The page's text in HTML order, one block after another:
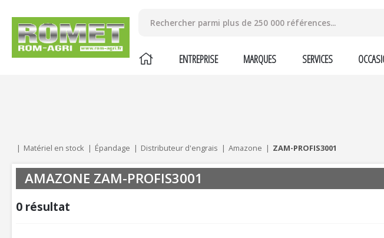
ENTREPRISE MARQUES SERVICES
Matériel en stock Épandage Distributeur d'engrais Amazone ZAM-PROFIS3001
AMAZONE ZAM-PROFIS3001
0 résultat